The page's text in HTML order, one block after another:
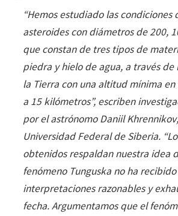
“Hemos estudiado las condiciones
asteroides con diámetros de 200,
que constan de tres tipos de
piedra y hielo de agua, a través
la Tierra con una altitud mínima
a 15 kilómetros”, escriben
por el astrónomo Daniil
Universidad Federal de Siberia. “
obtenidos respaldan nuestra idea
fenómeno Tunguska no ha recibido
interpretaciones razonables y
fecha. Argumentamos que el